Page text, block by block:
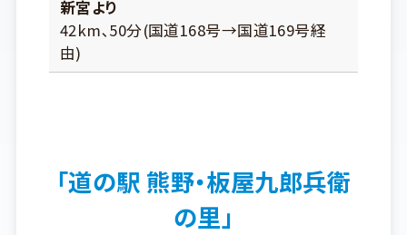
新宮より
42km､50分(国道168号→国道169号経
由)
「道の駅 熊野・板屋九郎兵衛
の里」